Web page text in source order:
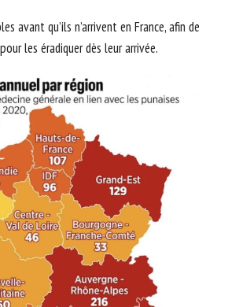
avant qu’ils n’arrivent en France, afin de
les éradiquer dès leur arrivée.